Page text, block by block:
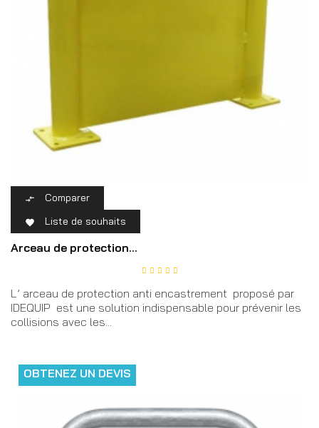
 Comparer
 Liste de souhaits
Arceau de protection...
L’ arceau de protection anti encastrement proposé par
IDEQUIP est une solution indispensable pour prévenir les
collisions avec les...
OBTENEZ UN DEVIS